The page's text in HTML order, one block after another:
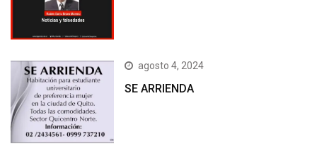
agosto 4, 2024
SE ARRIENDA